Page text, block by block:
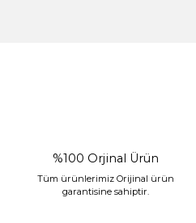
%100 Orjinal Ürün
Tüm ürünlerimiz Orijinal ürün
garantisine sahiptir.